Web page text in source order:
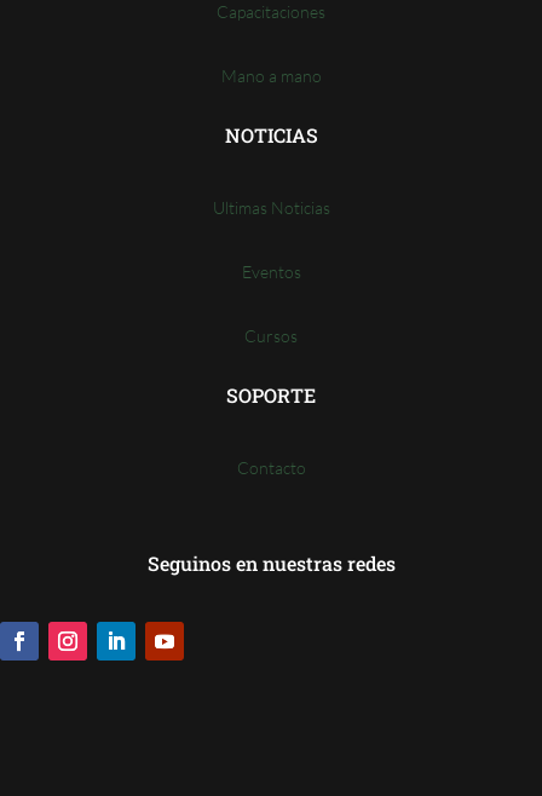
Capacitaciones
Mano a mano
NOTICIAS
Ultimas Noticias
Eventos
Cursos
SOPORTE
Contacto
Seguinos en nuestras redes